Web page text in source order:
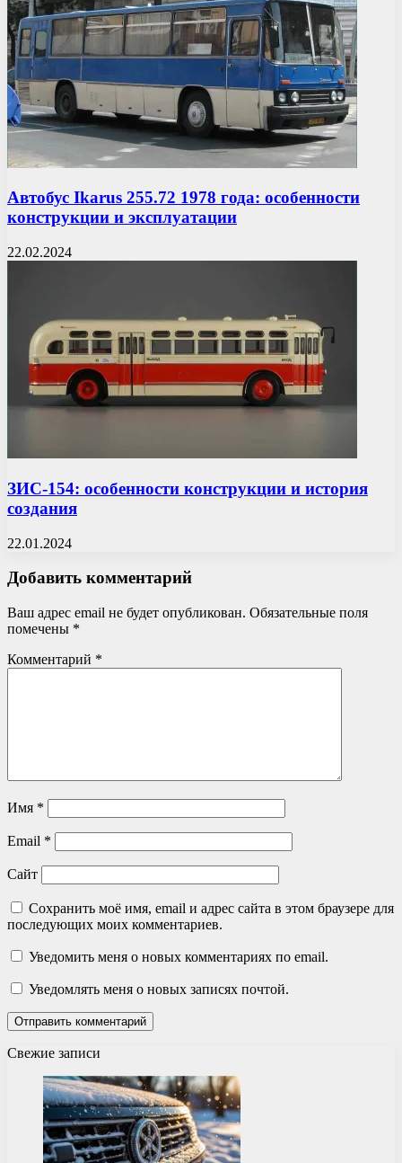
Автобус Ikarus 255.72 1978 года: особенности
конструкции и эксплуатации
22.02.2024
ЗИС-154: особенности конструкции и история
создания
22.01.2024
Добавить комментарий
Ваш адрес email не будет опубликован. Обязательные поля
помечены *
Комментарий *
Имя *
Email *
Сайт
Сохранить моё имя, email и адрес сайта в этом браузере для
последующих моих комментариев.
Уведомить меня о новых комментариях по email.
Уведомлять меня о новых записях почтой.
Свежие записи